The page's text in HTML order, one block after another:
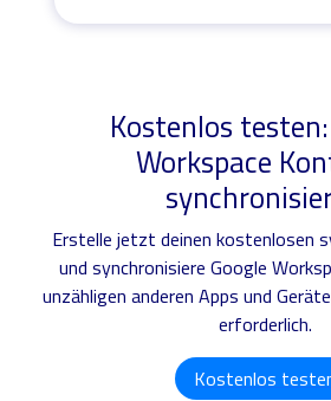
Kostenlos
Workspace
Erstelle jetzt deinen kostenlosen
und synchronisiere Google
unzähligen anderen Apps und
erforderlich.
Kostenlos